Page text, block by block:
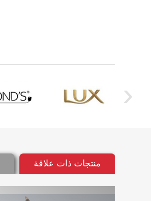
›
منتجات ذات علاقة